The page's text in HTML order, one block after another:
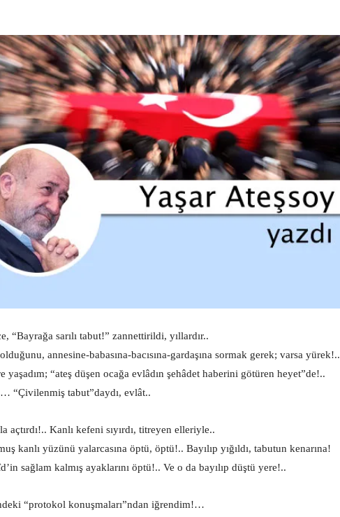
“Bayrağa sarılı tabut!” zannettirildi, yıllardır..
annesine-babasına-bacısına-gardaşına sormak gerek; varsa yürek!..
yaşadım; “ateş düşen ocağa evlâdın şehâdet haberini götüren heyet”de!..
“Çivilenmiş tabut”daydı, evlât..
açtırdı!.. Kanlı kefeni sıyırdı, titreyen elleriyle..
kanlı yüzünü yalarcasına öptü, öptü!.. Bayılıp yığıldı, tabutun kenarına!
sağlam kalmış ayaklarını öptü!.. Ve o da bayılıp düştü yere!..
“protokol konuşmaları”ndan iğrendim!…